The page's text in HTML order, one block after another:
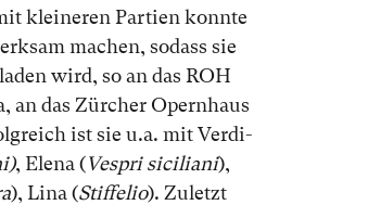
kleineren Partien konnte
machen, sodass sie
wird, so an das ROH
an das Zürcher Opernhaus
ist sie u.a. mit Verdi-
, Elena (Vespri siciliani),
), Lina (Stiffelio). Zuletzt